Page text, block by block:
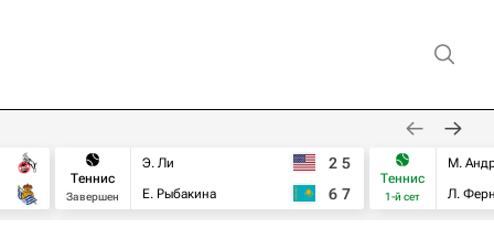
Теннис
Завершен
Э. Ли
Е. Рыбакина
2 5
6 7
Теннис
1-й сет
М.
Л.